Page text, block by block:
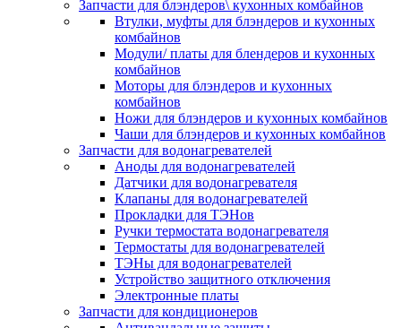
Запчасти для блэндеров\ кухонных комбайнов
Втулки, муфты для блэндеров и кухонных
комбайнов
Модули/ платы для блендеров и кухонных
комбайнов
Моторы для блэндеров и кухонных
комбайнов
Ножи для блэндеров и кухонных комбайнов
Чаши для блэндеров и кухонных комбайнов
Запчасти для водонагревателей
Аноды для водонагревателей
Датчики для водонагревателя
Клапаны для водонагревателей
Прокладки для ТЭНов
Ручки термостата водонагревателя
Термостаты для водонагревателей
ТЭНы для водонагревателей
Устройство защитного отключения
Электронные платы
Запчасти для кондиционеров